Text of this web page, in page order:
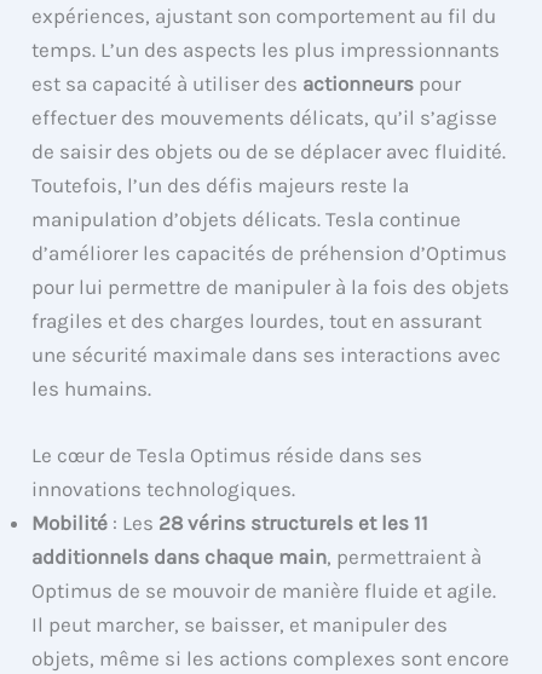
expériences, ajustant son comportement au fil du
temps. L’un des aspects les plus impressionnants
est sa capacité à utiliser des actionneurs pour
effectuer des mouvements délicats, qu’il s’agisse
de saisir des objets ou de se déplacer avec fluidité.
Toutefois, l’un des défis majeurs reste la
manipulation d’objets délicats. Tesla continue
d’améliorer les capacités de préhension d’Optimus
pour lui permettre de manipuler à la fois des objets
fragiles et des charges lourdes, tout en assurant
une sécurité maximale dans ses interactions avec
les humains.
Le cœur de Tesla Optimus réside dans ses
innovations technologiques.
Mobilité : Les 28 vérins structurels et les 11
additionnels dans chaque main, permettraient à
Optimus de se mouvoir de manière fluide et agile.
Il peut marcher, se baisser, et manipuler des
objets, même si les actions complexes sont encore